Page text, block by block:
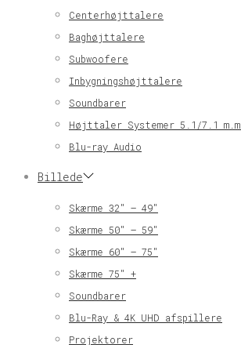
Centerhøjttalere
Baghøjttalere
Subwoofere
Inbygningshøjttalere
Soundbarer
Højttaler Systemer 5.1/7.1 m.m.
Blu-ray Audio
Billede
Skærme 32″ – 49″
Skærme 50″ – 59″
Skærme 60″ – 75″
Skærme 75″ +
Soundbarer
Blu-Ray & 4K UHD afspillere
Projektorer